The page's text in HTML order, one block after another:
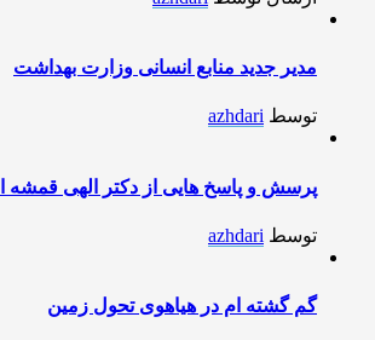
مدیر جدید منابع انسانی وزارت بهداشت
توسط azhdari
پرسش و پاسخ هایی از دکتر الهی قمشه
توسط azhdari
گم گشته ام در هیاهوی تحول زمین